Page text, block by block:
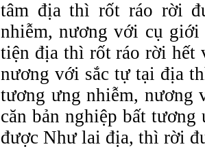
tâm địa thì rốt ráo rời
nhiễm, nương với cụ
tiện địa thì rốt ráo rời hết
nương với sắc tự tại địa
tương ưng nhiễm, nương
căn bản nghiệp bất
được Như lai địa, thì rời